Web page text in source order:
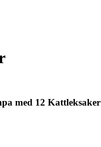
med 12 Kattleksaker